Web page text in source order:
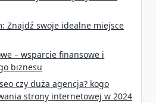
Znajdź swoje idealne miejsce
– wsparcie finansowe i
biznesu
czy duża agencja? kogo
strony internetowej w 2024